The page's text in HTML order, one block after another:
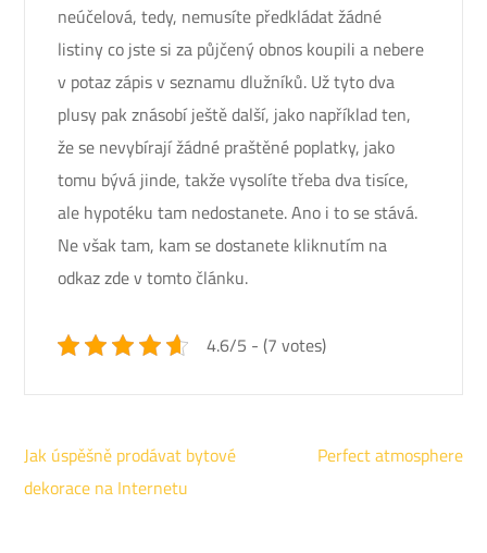
neúčelová, tedy, nemusíte předkládat žádné
listiny co jste si za půjčený obnos koupili a nebere
v potaz zápis v seznamu dlužníků. Už tyto dva
plusy pak znásobí ještě další, jako například ten,
že se nevybírají žádné praštěné poplatky, jako
tomu bývá jinde, takže vysolíte třeba dva tisíce,
ale hypotéku tam nedostanete. Ano i to se stává.
Ne však tam, kam se dostanete kliknutím na
odkaz zde v tomto článku.
4.6/5 - (7 votes)
Navigace
pro
Jak úspěšně prodávat bytové
dekorace na Internetu
Perfect atmosphere